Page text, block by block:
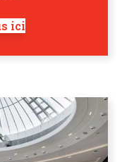
ici